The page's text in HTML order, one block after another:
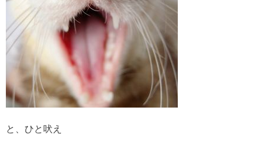
と、ひと吠え